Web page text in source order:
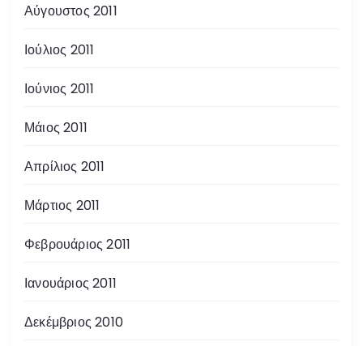
Αύγουστος 2011
Ιούλιος 2011
Ιούνιος 2011
Μάιος 2011
Απρίλιος 2011
Μάρτιος 2011
Φεβρουάριος 2011
Ιανουάριος 2011
Δεκέμβριος 2010